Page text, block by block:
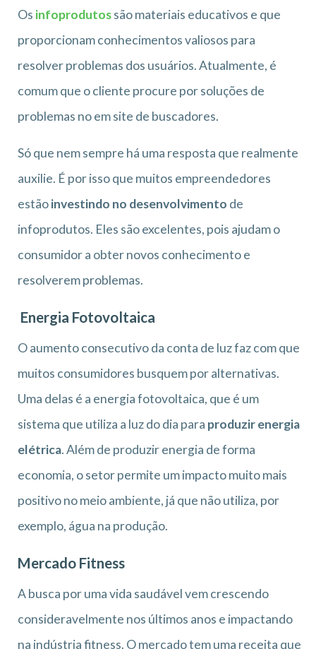
Os infoprodutossão materiais educativos e que
proporcionam conhecimentos valiosos para
resolver problemas dos usuários. Atualmente, é
comum que o cliente procure por soluções de
problemas no em site de buscadores.
Só que nem sempre há uma resposta que realmente
auxilie. É por isso que muitos empreendedores
estãoinvestindo no desenvolvimento de
infoprodutos. Eles são excelentes, pois ajudam o
consumidor a obter novos conhecimento e
resolverem problemas.
Energia Fotovoltaica
O aumento consecutivo da conta de luz faz com que
muitos consumidores busquem por alternativas.
Uma delas é a energia fotovoltaica, que é um
sistema que utiliza a luz do dia para produzir energia
elétrica. Além de produzir energia de forma
economia, o setor permite um impacto muito mais
positivo no meio ambiente, já que não utiliza, por
exemplo, água na produção.
Mercado Fitness
A busca por uma vida saudável vem crescendo
consideravelmente nos últimos anos e impactando
na indústria fitness. O mercado tem uma receita que